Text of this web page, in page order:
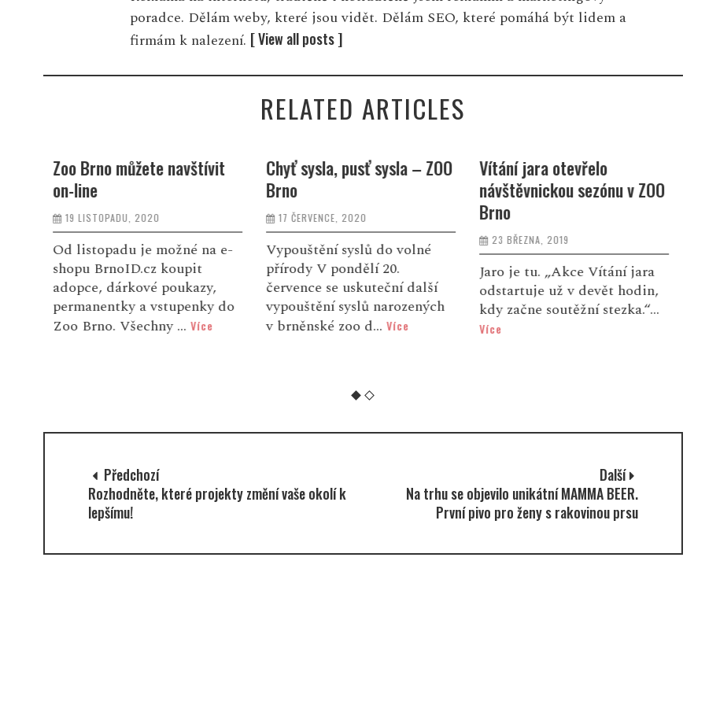
poradce. Dělám weby, které jsou vidět. Dělám SEO, které pomáhá být lidem a
firmám k nalezení. [ View all posts ]
RELATED ARTICLES
Chyť sysla, pusť sysla – ZOO
Brno
17 ČERVENCE, 2020
Vypouštění syslů do volné
přírody V pondělí 20.
července se uskuteční další
vypouštění syslů narozených
v brněnské zoo d... Více
Vítání jara otevřelo
návštěvnickou sezónu v ZOO
Brno
Jaro je tu. „Akce Vítání jara
odstartuje už v devět hodin,
kdy začne soutěžní stezka.“...
Více
Brněnská zoo si odvezla od
Avionu Brno 900 stromků
4 LEDNA, 2019
Z areálu AVION Shopping
parku Brno putují zbylé
vánoční stromky do výběhů
zvířat brněnské zoo.
Opožděné vánoční dárky pr...
Předchozí
Rozhodněte, které projekty změní vaše okolí k
lepšímu!
Další
Na trhu se objevilo unikátní MAMMA BEER.
První pivo pro ženy s rakovinou prsu